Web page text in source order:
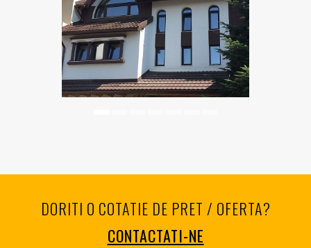
DORITI O COTATIE DE PRET / OFERTA?
CONTACTATI-NE